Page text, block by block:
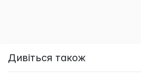
Дивіться також